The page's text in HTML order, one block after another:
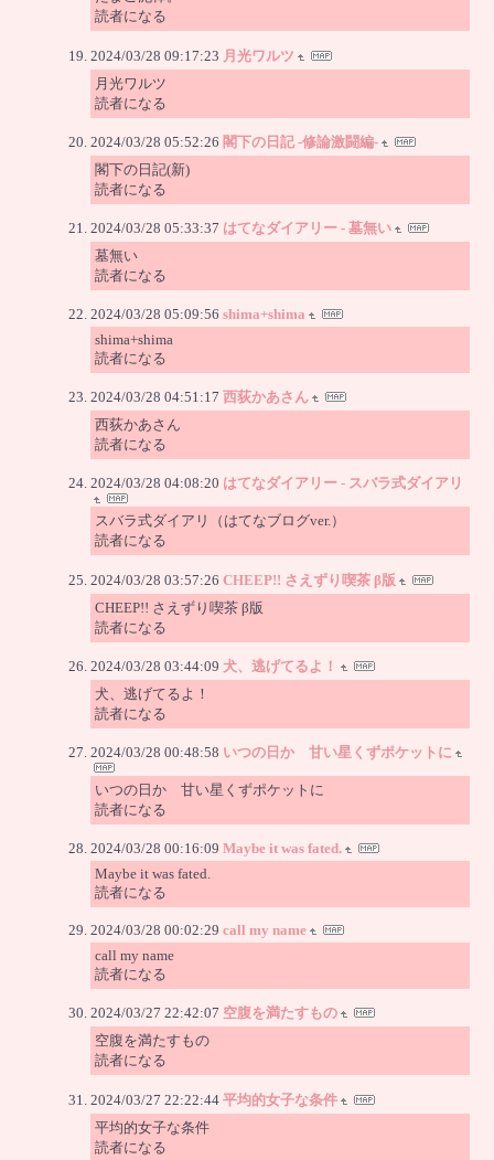
読者になる
2024/03/28 09:17:23 月光ワルツ
月光ワルツ
読者になる
2024/03/28 05:52:26 閣下の日記 -修論激闘編-
閣下の日記(新)
読者になる
2024/03/28 05:33:37 はてなダイアリー - 墓無い
墓無い
読者になる
2024/03/28 05:09:56 shima+shima
shima+shima
読者になる
2024/03/28 04:51:17 西荻かあさん
西荻かあさん
読者になる
2024/03/28 04:08:20 はてなダイアリー - スバラ式ダイアリ
スバラ式ダイアリ（はてなブログver.）
読者になる
2024/03/28 03:57:26 CHEEP!! さえずり喫茶 β版
CHEEP!! さえずり喫茶 β版
読者になる
2024/03/28 03:44:09 犬、逃げてるよ！
犬、逃げてるよ！
読者になる
2024/03/28 00:48:58 いつの日か 甘い星くずポケットに
いつの日か 甘い星くずポケットに
読者になる
2024/03/28 00:16:09 Maybe it was fated.
Maybe it was fated.
読者になる
2024/03/28 00:02:29 call my name
call my name
読者になる
2024/03/27 22:42:07 空腹を満たすもの
空腹を満たすもの
読者になる
2024/03/27 22:22:44 平均的女子な条件
平均的女子な条件
読者になる